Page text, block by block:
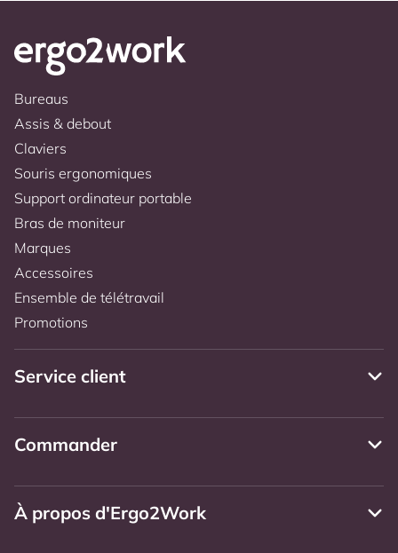
Bureaus
Assis & debout
Claviers
Souris ergonomiques
Support ordinateur portable
Bras de moniteur
Marques
Accessoires
Ensemble de télétravail
Promotions
Service client
Commander
À propos d'Ergo2Work